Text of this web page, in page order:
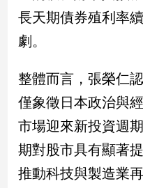
建
築/
設
計
旅
遊/
美
長天期債券殖利率
劇。
整體而言，張榮仁
僅象徵日本政治與
市場迎來新投資週
期對股市具有顯著
推動科技與製造業